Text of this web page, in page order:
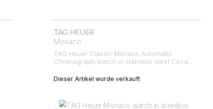
TAG HEUER
Monaco
TAG Heuer Classic Monaco Automatic
Chronograph watch in stainless steel Circa
Dieser Artikel wurde verkauft